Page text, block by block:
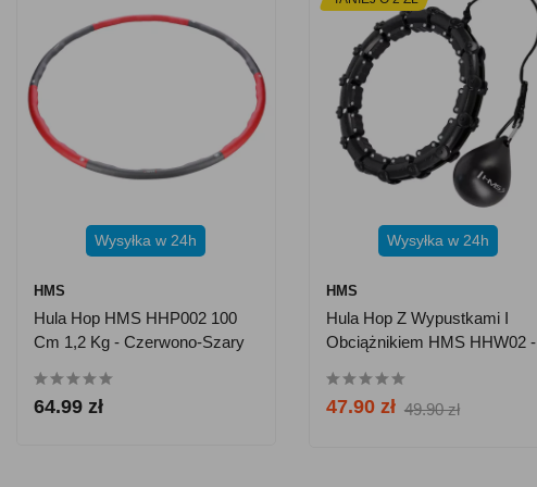
Wysyłka w 24h
HMS
Hula Hop HMS HHP002 100
Cm 1,2 Kg - Czerwono-Szary
64.99 zł
Wysyłka w 24h
HMS
Hula Hop Z Wypustkami I
Obciążnikiem HMS HHW02 -
47.90 zł 49.90 zł